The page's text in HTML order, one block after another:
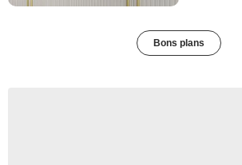
Bons plans